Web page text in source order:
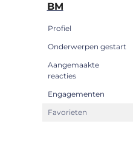
BM
Profiel
Onderwerpen gestart
Aangemaakte
reacties
Engagementen
Favorieten